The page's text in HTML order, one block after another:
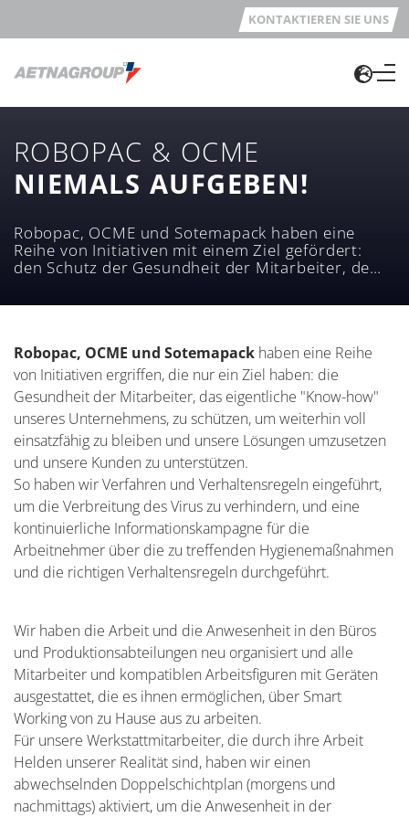
KONTAKTIEREN SIE UNS
ROBOPAC & OCME
NIEMALS AUFGEBEN!
Robopac, OCME und Sotemapack haben eine
Reihe von Initiativen mit einem Ziel gefördert:
den Schutz der Gesundheit der Mitarbeiter, dem
Robopac, OCME und Sotemapack haben eine Reihe
von Initiativen ergriffen, die nur ein Ziel haben: die
Gesundheit der Mitarbeiter, das eigentliche "Know-how"
unseres Unternehmens, zu schützen, um weiterhin voll
einsatzfähig zu bleiben und unsere Lösungen umzusetzen
und unsere Kunden zu unterstützen.
So haben wir Verfahren und Verhaltensregeln eingeführt,
um die Verbreitung des Virus zu verhindern, und eine
kontinuierliche Informationskampagne für die
Arbeitnehmer über die zu treffenden Hygienemaßnahmen
und die richtigen Verhaltensregeln durchgeführt.
Wir haben die Arbeit und die Anwesenheit in den Büros
und Produktionsabteilungen neu organisiert und alle
Mitarbeiter und kompatiblen Arbeitsfiguren mit Geräten
ausgestattet, die es ihnen ermöglichen, über Smart
Working von zu Hause aus zu arbeiten.
Für unsere Werkstattmitarbeiter, die durch ihre Arbeit
Helden unserer Realität sind, haben wir einen
abwechselnden Doppelschichtplan (morgens und
nachmittags) aktiviert, um die Anwesenheit in der